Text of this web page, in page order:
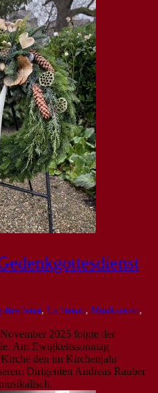
, Lichtenau, Musikverein,
2025 folgte der
Am Ewigkeitssonntag
den im Kirchenjahr
Dirigenten Andreas Rauber